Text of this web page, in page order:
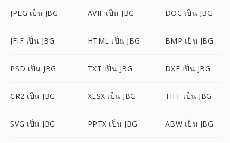
JPEG เป็น JBG AVIF เป็น JBG DOC เป็น JBG
JFIF เป็น JBG HTML เป็น JBG BMP เป็น JBG
PSD เป็น JBG TXT เป็น JBG DXF เป็น JBG
CR2 เป็น JBG XLSX เป็น JBG TIFF เป็น JBG
SVG เป็น JBG PPTX เป็น JBG ABW เป็น JBG